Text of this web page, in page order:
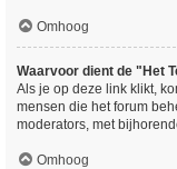
Omhoog
Waarvoor dient de "Het
Als je op deze link klikt,
mensen die het forum
moderators, met
Omhoog